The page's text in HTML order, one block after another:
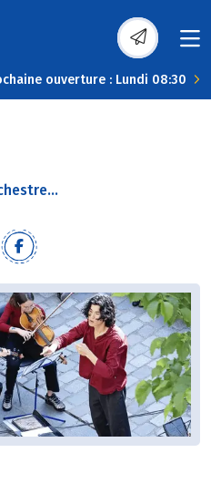
ouverture : Lundi 08:30